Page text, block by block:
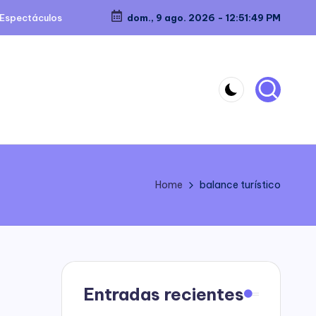
Espectáculos dom., 9 ago. 2026 - 12:51:49 PM
Home balance turístico
Entradas recientes